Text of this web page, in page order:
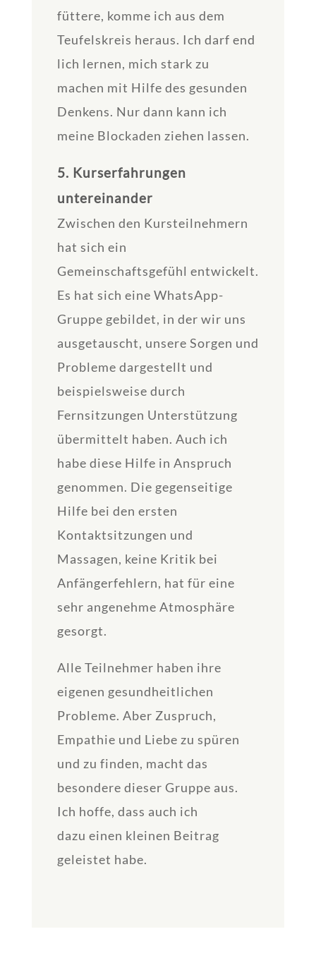
füttere, komme ich aus dem
Teufelskreis heraus. Ich darf end
lich lernen, mich stark zu
machen mit Hilfe des gesunden
Denkens. Nur dann kann ich
meine Blockaden ziehen lassen.
5. Kurserfahrungen
untereinander
Zwischen den Kursteilnehmern
hat sich ein
Gemeinschaftsgefühl entwickelt.
Es hat sich eine WhatsApp-
Gruppe gebildet, in der wir uns
ausgetauscht, unsere Sorgen und
Probleme dargestellt und
beispielsweise durch
Fernsitzungen Unterstützung
übermittelt haben. Auch ich
habe diese Hilfe in Anspruch
genommen. Die gegenseitige
Hilfe bei den ersten
Kontaktsitzungen und
Massagen, keine Kritik bei
Anfängerfehlern, hat für eine
sehr angenehme Atmosphäre
gesorgt.
Alle Teilnehmer haben ihre
eigenen gesundheitlichen
Probleme. Aber Zuspruch,
Empathie und Liebe zu spüren
und zu finden, macht das
besondere dieser Gruppe aus.
Ich hoffe, dass auch ich
dazu einen kleinen Beitrag
geleistet habe.